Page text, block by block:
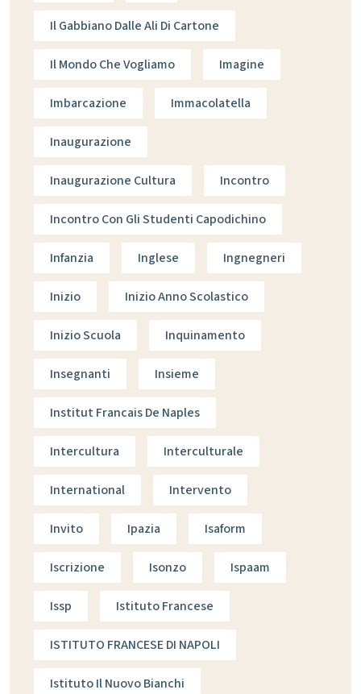
Il Gabbiano Dalle Ali Di Cartone
Il Mondo Che Vogliamo Imagine
Imbarcazione Immacolatella
Inaugurazione
Inaugurazione Cultura Incontro
Incontro Con Gli Studenti Capodichino
Infanzia Inglese Ingnegneri
Inizio Inizio Anno Scolastico
Inizio Scuola Inquinamento
Insegnanti Insieme
Institut Francais De Naples
Intercultura Interculturale
International Intervento
Invito Ipazia Isaform
Iscrizione Isonzo Ispaam
Issp Istituto Francese
ISTITUTO FRANCESE DI NAPOLI
Istituto Il Nuovo Bianchi